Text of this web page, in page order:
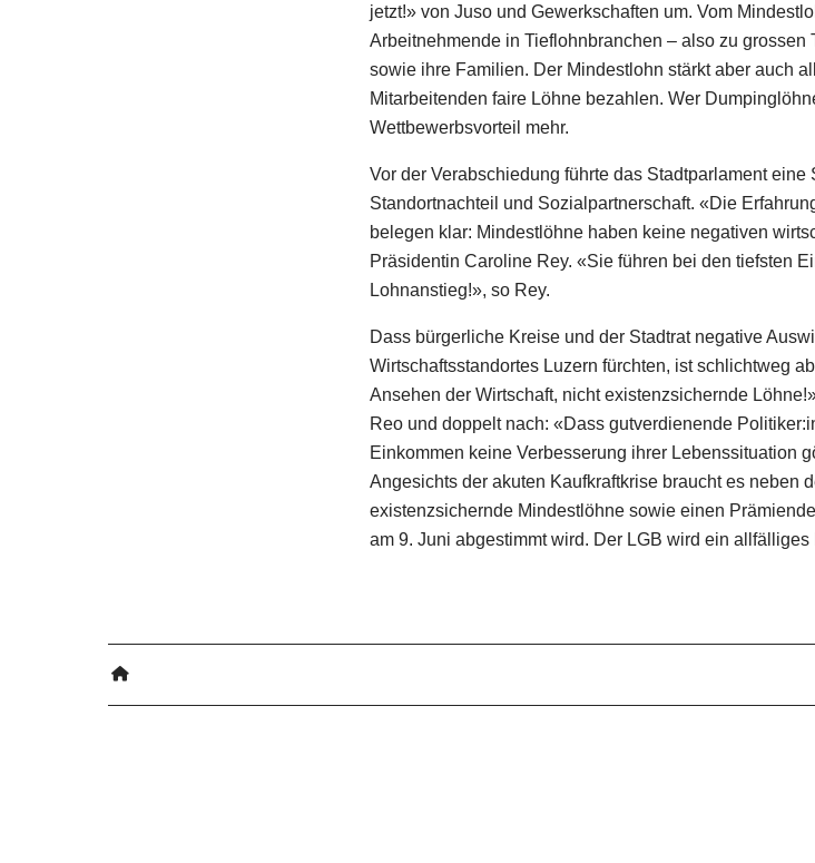
jetzt!» von Juso und Gewerkschaften um. Vom
Arbeitnehmende in Tieflohnbranchen – also zu
sowie ihre Familien. Der Mindestlohn stärkt aber auch
Mitarbeitenden faire Löhne bezahlen. Wer
Wettbewerbsvorteil mehr.
Vor der Verabschiedung führte das Stadtparlament
Standortnachteil und Sozialpartnerschaft. «Die
belegen klar: Mindestlöhne haben keine negativen
Präsidentin Caroline Rey. «Sie führen bei den tiefsten
Lohnanstieg!», so Rey.
Dass bürgerliche Kreise und der Stadtrat negative
Wirtschaftsstandortes Luzern fürchten, ist schlichtweg
Ansehen der Wirtschaft, nicht existenzsichernde
Reo und doppelt nach: «Dass gutverdienende
Einkommen keine Verbesserung ihrer Lebenssituation
Angesichts der akuten Kaufkraftkrise braucht es neben
existenzsichernde Mindestlöhne sowie einen
am 9. Juni abgestimmt wird. Der LGB wird ein